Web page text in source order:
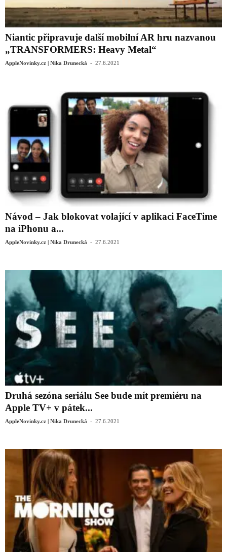
Niantic připravuje další mobilní AR hru nazvanou
„TRANSFORMERS: Heavy Metal“
AppleNovinky.cz | Nika Drunecká - 27.6.2021
Návod – Jak blokovat volající v aplikaci FaceTime
na iPhonu a...
AppleNovinky.cz | Nika Drunecká - 27.6.2021
Druhá sezóna seriálu See bude mít premiéru na
Apple TV+ v pátek...
AppleNovinky.cz | Nika Drunecká - 27.6.2021